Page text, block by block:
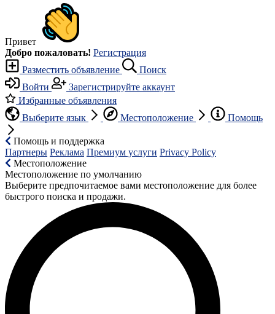
Привет
Добро пожаловать! Регистрация
Разместить объявление
Поиск
Войти
Зарегистрируйте аккаунт
Избранные объявления
Выберите язык
Местоположение Помощь
Помощь и поддержка
Партнеры Реклама Премиум услуги Privacy Policy
Местоположение
Местоположение по умолчанию
Выберите предпочитаемое вами местоположение для более
быстрого поиска и продажи.